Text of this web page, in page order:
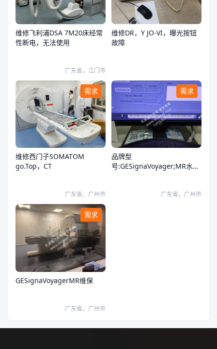
维修飞利浦DSA 7M20床经常
性断电，无法使用
广东省，江门市
维修DR，Y JO-VI，曝光按钮
故障
需求
维修西门子SOMATOM
go.Top，CT
广东省，广州市
需求
品牌型
号:GESignaVoyager;MR水冷
广东省，广州市
需求
GESignaVoyagerMR维保
广东省，广州市